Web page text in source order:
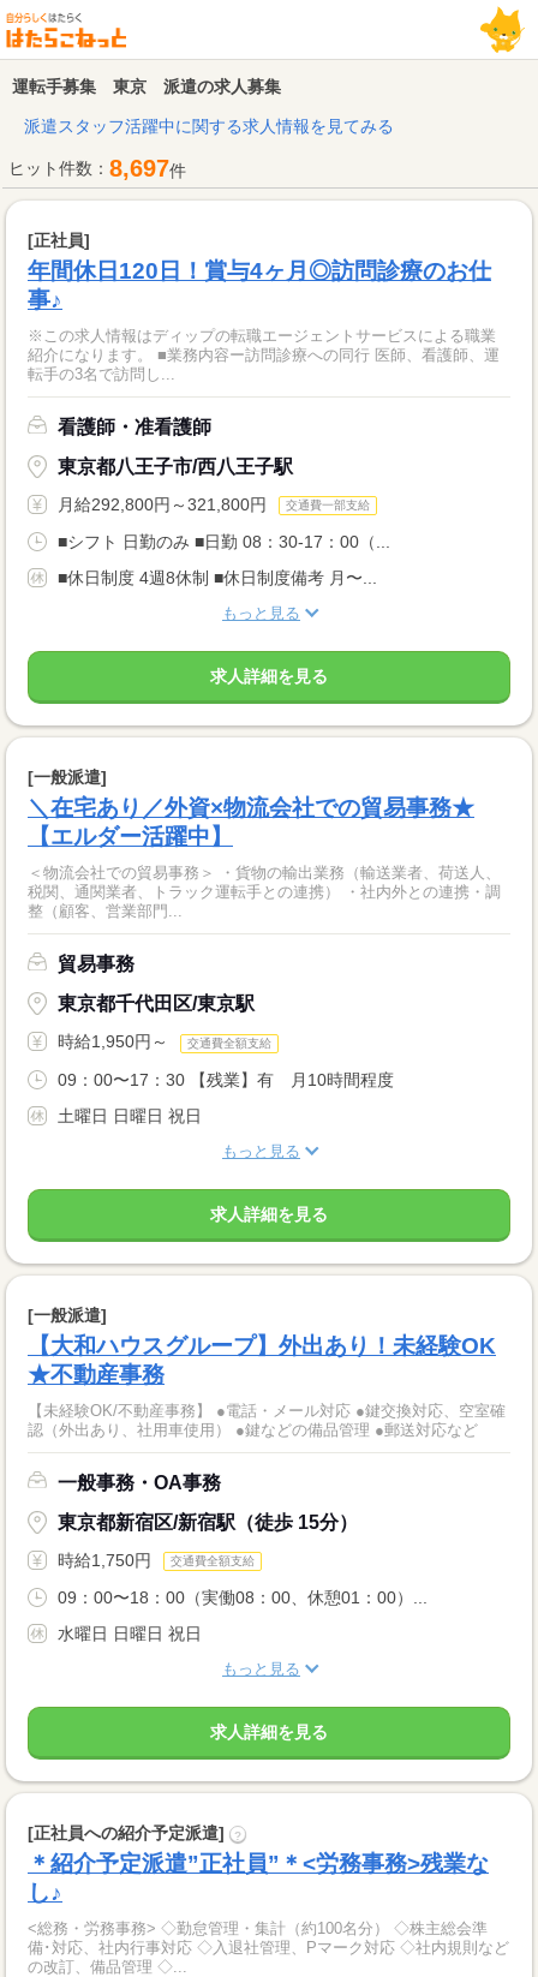
運転手募集 東京 派遣の求人募集
派遣スタッフ活躍中に関する求人情報を見てみる
ヒット件数： 8,697件
[正社員]
年間休日120日！賞与4ヶ月◎訪問診療のお仕
事♪
※この求人情報はディップの転職エージェントサービスによる職業
紹介になります。 ■業務内容ー訪問診療への同行 医師、看護師、運
転手の3名で訪問し...
看護師・准看護師
東京都八王子市/西八王子駅
月給292,800円～321,800円 交通費一部支給
■シフト 日勤のみ ■日勤 08：30-17：00（...
■休日制度 4週8休制 ■休日制度備考 月〜...
もっと見る
求人詳細を見る
[一般派遣]
＼在宅あり／外資×物流会社での貿易事務★
【エルダー活躍中】
＜物流会社での貿易事務＞ ・貨物の輸出業務（輸送業者、荷送人、
税関、通関業者、トラック運転手との連携） ・社内外との連携・調
整（顧客、営業部門...
貿易事務
東京都千代田区/東京駅
時給1,950円～ 交通費全額支給
09：00〜17：30 【残業】有 月10時間程度
土曜日 日曜日 祝日
もっと見る
求人詳細を見る
[一般派遣]
【大和ハウスグループ】外出あり！未経験OK
★不動産事務
【未経験OK/不動産事務】 ●電話・メール対応 ●鍵交換対応、空室確
認（外出あり、社用車使用） ●鍵などの備品管理 ●郵送対応など
一般事務・OA事務
東京都新宿区/新宿駅（徒歩 15分）
時給1,750円 交通費全額支給
09：00〜18：00（実働08：00、休憩01：00）...
水曜日 日曜日 祝日
もっと見る
求人詳細を見る
[正社員への紹介予定派遣] ?
＊紹介予定派遣”正社員”＊<労務事務>残業な
し♪
<総務・労務事務> ◇勤怠管理・集計（約100名分） ◇株主総会準
備･対応、社内行事対応 ◇入退社管理、Pマーク対応 ◇社内規則など
の改訂、備品管理 ◇...